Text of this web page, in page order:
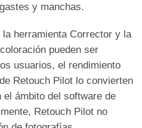
y manchas.
herramienta Corrector y la
pueden ser
usuarios, el rendimiento
Retouch Pilot lo convierten
ámbito del software de
Retouch Pilot no